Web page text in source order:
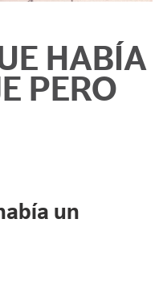
HABÍA
PERO
un